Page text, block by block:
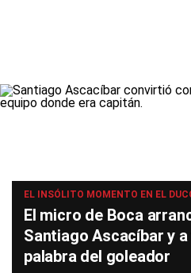
EL INSÓLITO MOMENTO EN EL
El micro de Boca
Santiago Ascacíbar y
palabra del goleador